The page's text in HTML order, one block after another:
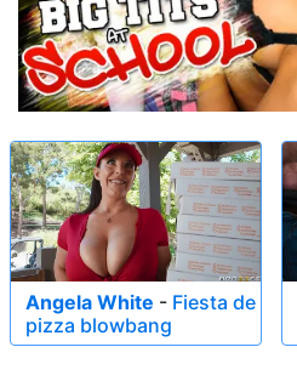
Angela White - Fiesta de
pizza blowbang